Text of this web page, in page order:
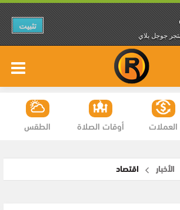
جوجل بلاي
تثبيت
الطقس أوقات الصلاة العملات
الأخبار اقتصاد